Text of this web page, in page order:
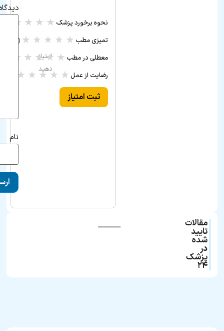
امتیاز
دهید
نحوه برخورد پزشک ★
★
★
★
تمیزی مطب ★
★
★
★
★ (۰ رأی)
معطلی در مطب ★
★
★
★
★
رضایت از عمل ★
★
★
★
★
ثبت امتیاز
نام
مقالات
تایید
شده
در
پزشک
۲۴
ـــــــــــــــ